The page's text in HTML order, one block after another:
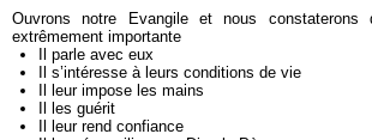
Ouvrons notre Evangile et nous
extrêmement importante
Il parle avec eux
Il s’intéresse à leurs conditions de vie
Il leur impose les mains
Il les guérit
Il leur rend confiance